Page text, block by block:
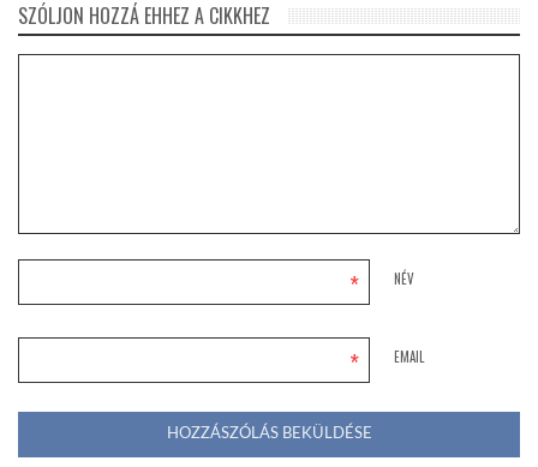
SZÓLJON HOZZÁ EHHEZ A CIKKHEZ
NÉV
*
EMAIL
*